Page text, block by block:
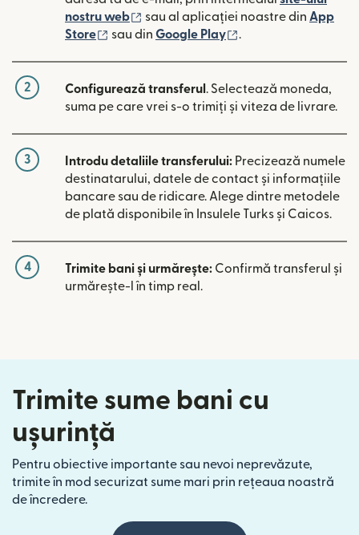
nostru web
(se deschide într-o fereastră nouă)
sau al aplicației noastre din App
Store
(se deschide într-o fereastră nouă)
sau din Google Play .
2 Configurează transferul . Selectează moneda,
suma pe care vrei s-o trimiți și viteza de livrare.
3 Introdu detaliile transferului: Precizează numele
destinatarului, datele de contact și informațiile
bancare sau de ridicare. Alege dintre metodele
de plată disponibile în Insulele Turks și Caicos.
4 Trimite bani și urmărește: Confirmă transferul și
urmărește-l în timp real.
Trimite sume bani cu
ușurință
Pentru obiective importante sau nevoi neprevăzute,
trimite în mod securizat sume mari prin rețeaua noastră
de încredere.